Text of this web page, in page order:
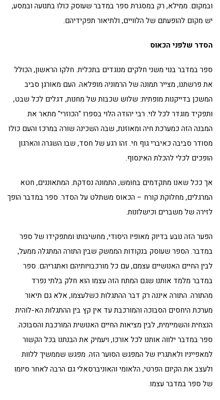
ובמקום. ממילא, רק במסגרת ספר במדבר שעוסק כולו בתנועה ובמסע,
יש מקום להופעתם של הלוויים, ולתיאור תפקידיהם.
הסדר שלפני הכאוס
ספר במדבר בנוי משני חלקים מנוגדים בתכלית. חלקו הראשון, הכולל
את פרשתנו, מצייר תמונה של הרמוניה מופלאה. העם מאורגן סביב
המשכן בדייקנות מופתית: שלוש שכבות של מחנות, דגלים לכל שבט,
ותפקיד מוגדר לכל לוי. רבי יהודה הלוי בספרו "הכוזרי" מתאר את
המבנה הזה כמערכת חיה ומאוזנת, שבה השכינה שורה במרכז והעם כולו
מסודר סביבה כאיברי גוף חי. זהו רגע של חסד, שבו השגרה והארגון
הופכים לכלי להכלת האינסוף.
אך ככל שאנו מתקדמים בחומש, התמונה נסדקת. המתאוננים, חטא
המרגלים, מחלוקת קורח – הכאוס משתלט על הסדר. ספר במדבר הופך
לזירה של משברים וכישלונות.
הפער הזה נובע בדיוק מאופיו היסודי, מחשיבותו ומתפקידו של ספר
במדבר. הספר שעוסק בנקודות הממשק שבין התורה המתגלה ממעל,
לבין החיים האנושיים עצמם, עם כל מורכבויותיהם ואתגריהם. ספר
במדבר מלמד אותנו שגם המתח הזה עצמו הוא חלק בלתי נפרד
מהתורה. התורה איננה רק דבר ההתגלות כשלעצמו, אלא גם תיאור
מערכת היחסים הסבוכה והמורכבת עד אין קץ בין ההתגלות הא-לוהית
הנצחית והשמיימית, לבין מציאות החיים האנושית המורכבת והסבוכה.
ספר במדבר ילווה אותנו לכל אורכו, ויעמיק את הבנתנו בכל הקשור
למאפייניו ולאתגריו של המפגש הסוער הזה. מפגש שממשיך ללוות
ולעצב את הקיום הפרטי, הלאומי והאוניברסאלי גם הרבה לאחר סיומו
של ספר במדבר עצמו.